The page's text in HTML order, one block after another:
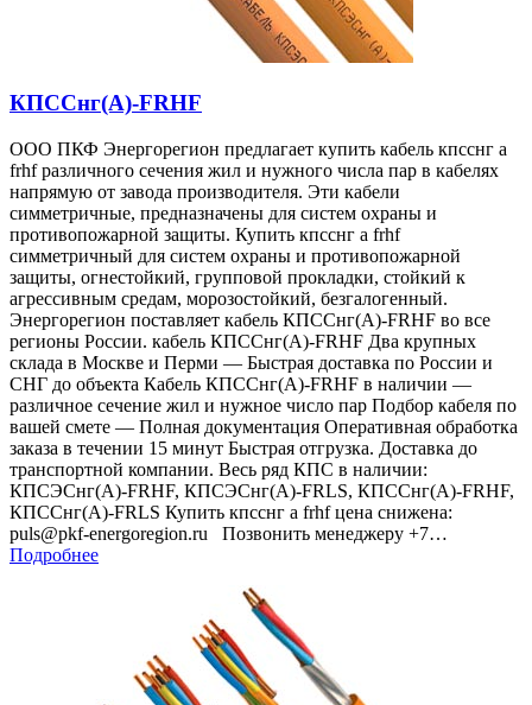
КПССнг(А)-FRHF
ООО ПКФ Энергорегион предлагает купить кабель кпсснг а
frhf различного сечения жил и нужного числа пар в кабелях
напрямую от завода производителя. Эти кабели
симметричные, предназначены для систем охраны и
противопожарной защиты. Купить кпсснг а frhf
симметричный для систем охраны и противопожарной
защиты, огнестойкий, групповой прокладки, стойкий к
агрессивным средам, морозостойкий, безгалогенный.
Энергорегион поставляет кабель КПССнг(А)-FRHF во все
регионы России. кабель КПССнг(А)-FRHF Два крупных
склада в Москве и Перми — Быстрая доставка по России и
СНГ до объекта Кабель КПССнг(А)-FRHF в наличии —
различное сечение жил и нужное число пар Подбор кабеля по
вашей смете — Полная документация Оперативная обработка
заказа в течении 15 минут Быстрая отгрузка. Доставка до
транспортной компании. Весь ряд КПС в наличии:
КПСЭСнг(А)-FRHF, КПСЭСнг(А)-FRLS, КПССнг(А)-FRHF,
КПССнг(А)-FRLS Купить кпсснг а frhf цена снижена:
puls@pkf-energoregion.ru Позвонить менеджеру +7…
Подробнее